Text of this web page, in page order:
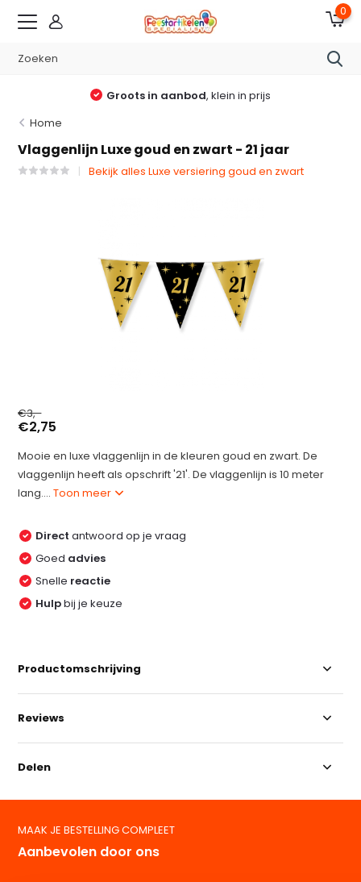
0
Groots in aanbod, klein in prijs
Home
Vlaggenlijn Luxe goud en zwart - 21 jaar
Bekijk alles Luxe versiering goud en zwart
€3,-
€2,75
Mooie en luxe vlaggenlijn in de kleuren goud en zwart. De
vlaggenlijn heeft als opschrift '21'. De vlaggenlijn is 10 meter
lang....Toon meer
Direct antwoord op je vraag
Goed advies
Snelle reactie
Hulpbij je keuze
Productomschrijving
Reviews
Delen
MAAK JE BESTELLING COMPLEET
Aanbevolen door ons